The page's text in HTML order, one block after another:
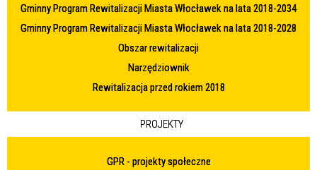
Gminny Program Rewitalizacji Miasta Włocławek na lata 2018-2034
Gminny Program Rewitalizacji Miasta Włocławek na lata 2018-2028
Obszar rewitalizacji
Narzędziownik
Rewitalizacja przed rokiem 2018
PROJEKTY
GPR - projekty społeczne